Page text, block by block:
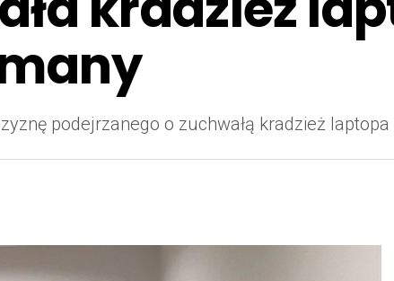
podejrzanego o zuchwałą kradzież